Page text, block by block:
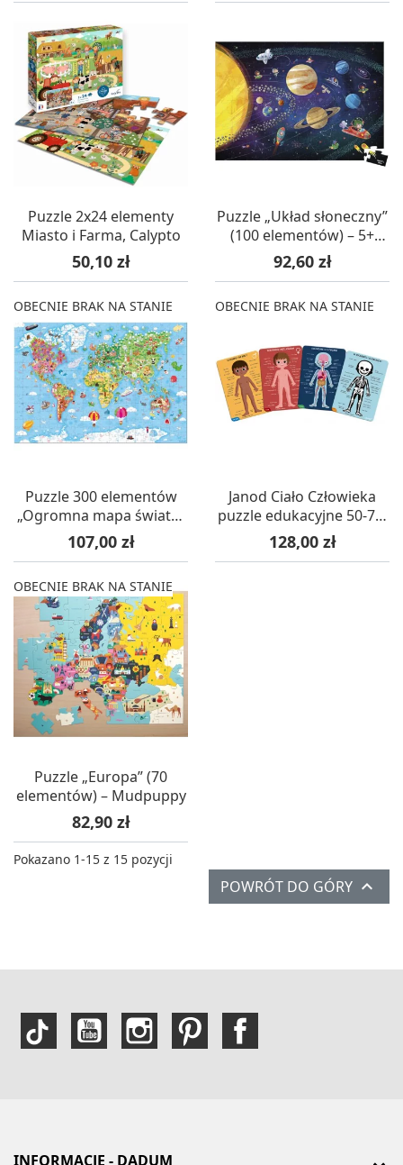
Puzzle 2x24 elementy
Miasto i Farma, Calypto
Cena
50,10 zł
Puzzle „Układ słoneczny”
(100 elementów) – 5+
Janod
Cena
92,60 zł
Puzzle 300 elementów
„Ogromna mapa świata”
– Janod
Cena
107,00 zł
OBECNIE BRAK NA STANIE
Janod Ciało Człowieka
puzzle edukacyjne 50-75-
100 el.
Cena
128,00 zł
OBECNIE BRAK NA STANIE
Puzzle „Europa” (70
elementów) – Mudpuppy
Cena
82,90 zł
OBECNIE BRAK NA STANIE
Pokazano 1-15 z 15 pozycji
POWRÓT DO GÓRY 
INFORMACJE - DADUM